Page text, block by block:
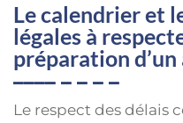
Le calendrier et
légales à
préparation
Le respect des délais